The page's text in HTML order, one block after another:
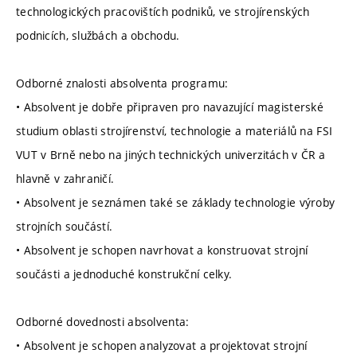
technologických pracovištích podniků, ve strojírenských
podnicích, službách a obchodu.
Odborné znalosti absolventa programu:
• Absolvent je dobře připraven pro navazující magisterské
studium oblasti strojírenství, technologie a materiálů na FSI
VUT v Brně nebo na jiných technických univerzitách v ČR a
hlavně v zahraničí.
• Absolvent je seznámen také se základy technologie výroby
strojních součástí.
• Absolvent je schopen navrhovat a konstruovat strojní
součásti a jednoduché konstrukční celky.
Odborné dovednosti absolventa:
• Absolvent je schopen analyzovat a projektovat strojní